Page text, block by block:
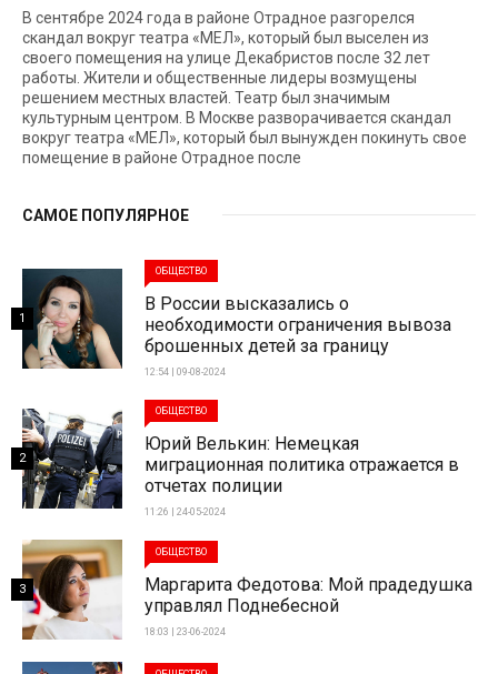
В сентябре 2024 года в районе Отрадное разгорелся
скандал вокруг театра «МЕЛ», который был выселен из
своего помещения на улице Декабристов после 32 лет
работы. Жители и общественные лидеры возмущены
решением местных властей. Театр был значимым
культурным центром. В Москве разворачивается скандал
вокруг театра «МЕЛ», который был вынужден покинуть свое
помещение в районе Отрадное после
САМОЕ ПОПУЛЯРНОЕ
ОБЩЕСТВО
В России высказались о
необходимости ограничения вывоза
брошенных детей за границу
12:54 | 09-08-2024
1
ОБЩЕСТВО
Юрий Велькин: Немецкая
миграционная политика отражается в
отчетах полиции
11:26 | 24-05-2024
2
ОБЩЕСТВО
Маргарита Федотова: Мой прадедушка
управлял Поднебесной
18:03 | 23-06-2024
3